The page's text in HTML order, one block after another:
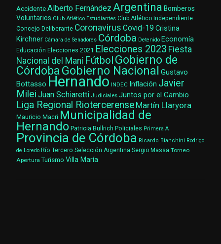
AccidenteAlberto Fernández Argentina Bomberos
Voluntarios Club Atlético Estudiantes Club Atlético Independiente
Concejo Deliberante Coronavirus Covid-19 Cristina
Kirchner Cámara de Senadores Córdoba Detenido Economía
Educación Elecciones 2021 Elecciones 2023 Fiesta
Nacional del Maní Fútbol Gobierno de
CórdobaGobierno Nacional Gustavo
Bottasso Hernando INDEC Inflación Javier
Milei Juan Schiaretti Judiciales Juntos por el Cambio
Liga Regional Riotercerense Martín Llaryora
Mauricio Macri Municipalidad de
Hernando Patricia Bullrich Policiales Primera A
Provincia de Córdoba Ricardo Bianchini Rodrigo
de Loredo Río Tercero Selección Argentina Sergio Massa Torneo
Apertura Turismo Villa María